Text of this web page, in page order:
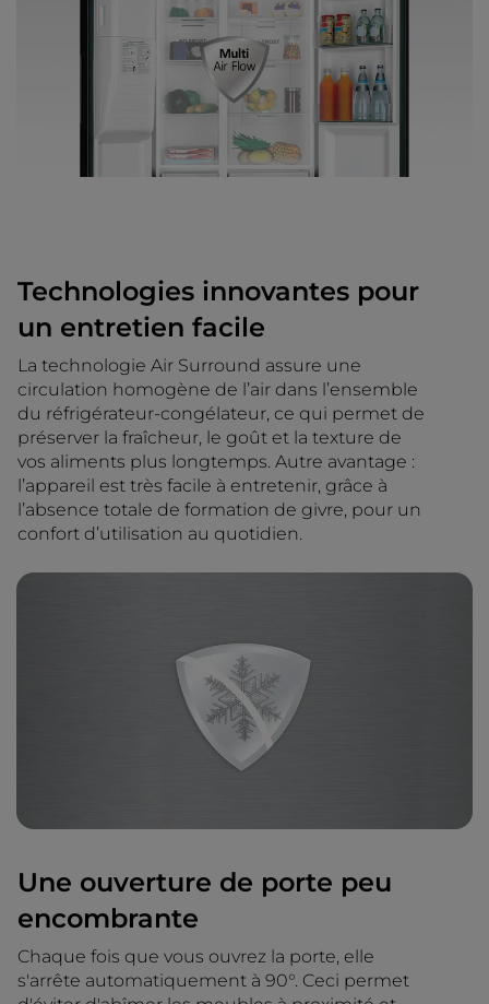
Technologies innovantes pour
un entretien facile
La technologie Air Surround assure une
circulation homogène de l’air dans l’ensemble
du réfrigérateur-congélateur, ce qui permet de
préserver la fraîcheur, le goût et la texture de
vos aliments plus longtemps. Autre avantage :
l’appareil est très facile à entretenir, grâce à
l’absence totale de formation de givre, pour un
confort d’utilisation au quotidien.
Une ouverture de porte peu
encombrante
Chaque fois que vous ouvrez la porte, elle
s'arrête automatiquement à 90°. Ceci permet